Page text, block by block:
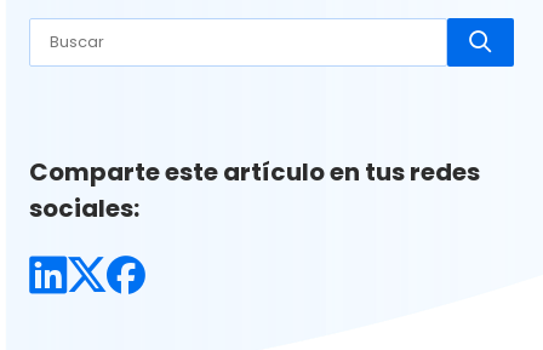
Comparte este artículo en tus redes
sociales: